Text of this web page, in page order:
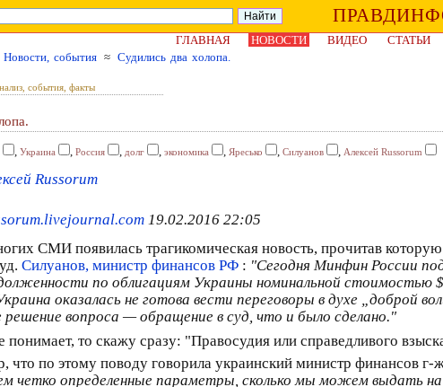
ГЛАВНАЯ
НОВОСТИ ВИДЕО СТАТЬИ
Новости, события ≈ Судились два холопа.
события, факты
, Украина , Россия , долг , экономика , Яресько , Силуанов , Алексей Russorum
Russorum
19.02.2016 22:05
СМИ появилась трагикомическая новость, прочитав
Силуанов, министр финансов РФ : "Сегодня Минфин России
по облигациям Украины номинальной стоимостью
оказалась не готова вести переговоры в духе „доброй
решение вопроса — обращение в суд, что и было сделано."
понимает, то скажу сразу: "Правосудия или справедливого
что по этому поводу говорила украинский министр финансов г-
четко определенные параметры, сколько мы можем выдать